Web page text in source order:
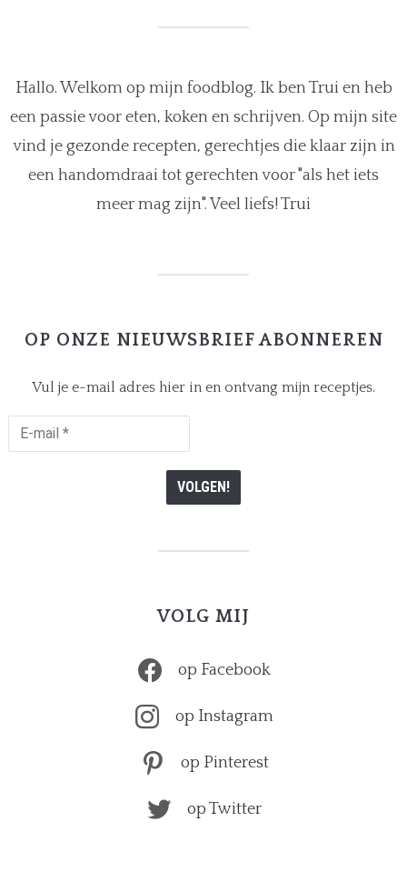
Hallo. Welkom op mijn foodblog. Ik ben Trui en heb
een passie voor eten, koken en schrijven. Op mijn site
vind je gezonde recepten, gerechtjes die klaar zijn in
een handomdraai tot gerechten voor "als het iets
meer mag zijn". Veel liefs! Trui
OP ONZE NIEUWSBRIEF ABONNEREN
Vul je e-mail adres hier in en ontvang mijn receptjes.
E-
VOLG MIJ
op Facebook
op Instagram
op Pinterest
op Twitter